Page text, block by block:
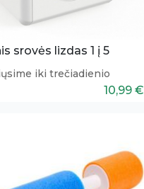
srovės lizdas 1 į 5
iki trečiadienio
10,99 €